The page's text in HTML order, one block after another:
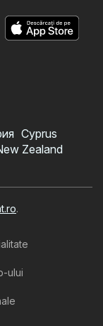
Cyprus
Zealand
.
ului